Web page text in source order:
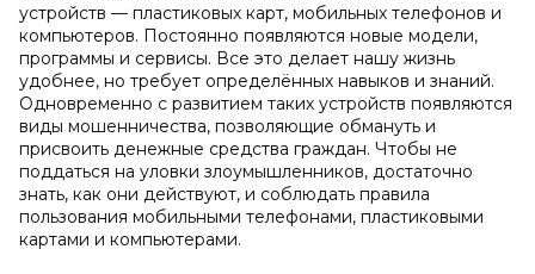
устройств — пластиковых карт, мобильных телефонов и
компьютеров. Постоянно появляются новые модели,
программы и сервисы. Все это делает нашу жизнь
удобнее, но требует определённых навыков и знаний.
Одновременно с развитием таких устройств появляются
виды мошенничества, позволяющие обмануть и
присвоить денежные средства граждан. Чтобы не
поддаться на уловки злоумышленников, достаточно
знать, как они действуют, и соблюдать правила
пользования мобильными телефонами, пластиковыми
картами и компьютерами.